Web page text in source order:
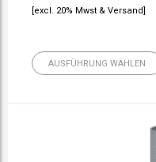
[excl. 20% Mwst & Versand]
AUSFÜHRUNG WÄHLEN